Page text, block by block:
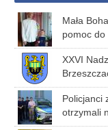
Mała
pomoc
XXVI
Policjanci
otrzymali